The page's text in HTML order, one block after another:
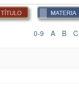
0-9 A B C